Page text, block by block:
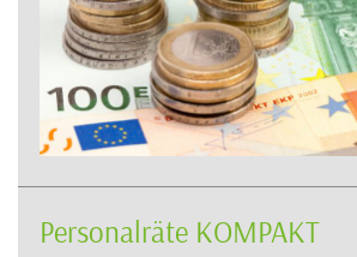
Personalräte KOMPAKT